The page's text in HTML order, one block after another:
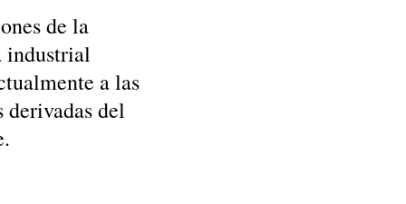
de la
industrial
a las
derivadas del